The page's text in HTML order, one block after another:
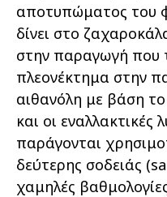
αποτυπώματος του
δίνει στο
στην παραγωγή που
πλεονέκτημα στην
αιθανόλη με βάση
και οι εναλλακτικές
παράγονται
δεύτερης σοδειάς
χαμηλές